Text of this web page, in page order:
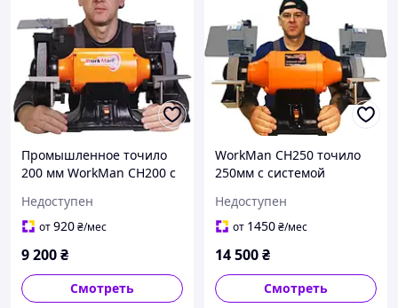
Промышленное точило
200 мм WorkMan CH200 с
Недоступен
от920₴/мес
9 200₴
Смотреть
WorkMan CH250 точило
250мм с системой
Недоступен
от 1450₴/мес
14 500₴
Смотреть